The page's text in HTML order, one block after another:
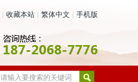
收藏本站 繁体中文 手机版
请输入要搜索的关键词